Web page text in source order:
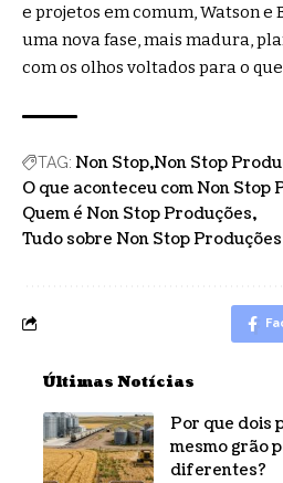
e projetos em comum, Watson
uma nova fase, mais madura,
com os olhos voltados para o
TAG: Non Stop Non Stop
O que aconteceu com Non Stop
Quem é Non Stop Produções
Tudo sobre Non Stop Produções
Últimas Notícias
Por que dois
mesmo grão
diferentes?